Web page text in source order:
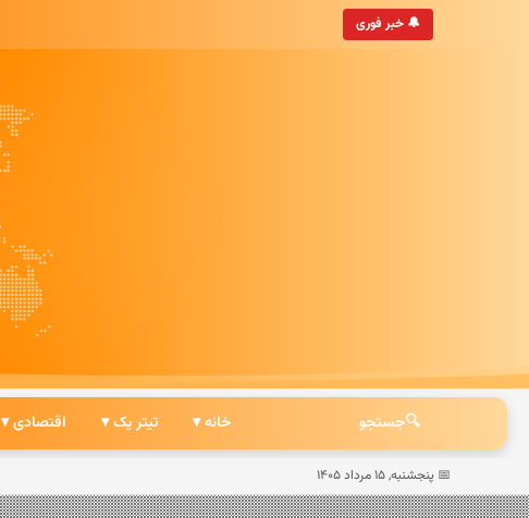
🔔 خبر فوری
• به‌روزترین خبرگزاری ایرانی
🔍جستجو خانه ▾ تیتر یک ▾ اقتصادی ▾
📅 پنجشنبه, ۱۵ مرداد ۱۴۰۵